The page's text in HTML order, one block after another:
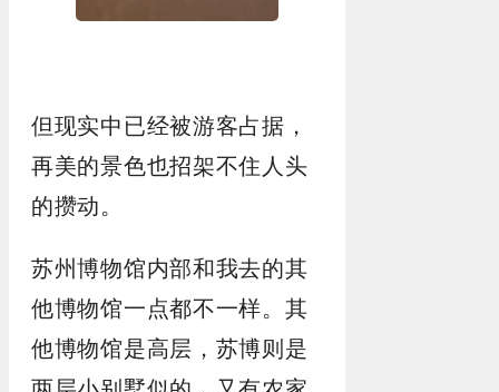
但现实中已经被游客占据，
再美的景色也招架不住人头
的攒动。
苏州博物馆内部和我去的其
他博物馆一点都不一样。其
他博物馆是高层，苏博则是